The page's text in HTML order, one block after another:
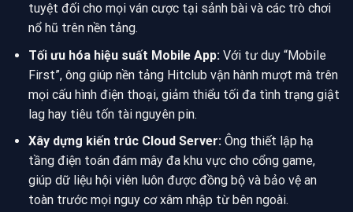
tuyệt đối cho mọi ván cược tại sảnh bài và các trò chơi
nổ hũ trên nền tảng.
Tối ưu hóa hiệu suất Mobile App:Với tư duy “Mobile
First”, ông giúp nền tảng Hitclub vận hành mượt mà trên
mọi cấu hình điện thoại, giảm thiểu tối đa tình trạng giật
lag hay tiêu tốn tài nguyên pin.
Xây dựng kiến trúc Cloud Server:Ông thiết lập hạ
tầng điện toán đám mây đa khu vực cho cổng game,
giúp dữ liệu hội viên luôn được đồng bộ và bảo vệ an
toàn trước mọi nguy cơ xâm nhập từ bên ngoài.